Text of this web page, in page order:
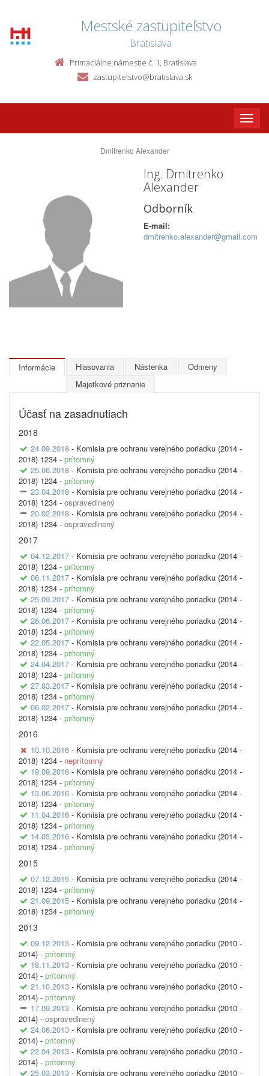
Mestské zastupiteľstvo
Bratislava
Primaciálne námestie č. 1, Bratislava
zastupitelstvo@bratislava.sk
Toggle
Dmitrenko Alexander
Ing. Dmitrenko
Alexander
Odborník
E-mail:
dmitrenko.alexander@gmail.com
Informácie Hlasovania Nástenka
Odmeny
Majetkové priznanie
Účasť na zasadnutiach
2018
24.09.2018 - Komisia pre ochranu verejného poriadku (2014 -
2018) 1234 - prítomný
25.06.2018 - Komisia pre ochranu verejného poriadku (2014 -
2018) 1234 - prítomný
23.04.2018 - Komisia pre ochranu verejného poriadku (2014 -
2018) 1234 - ospravedlnený
20.02.2018 - Komisia pre ochranu verejného poriadku (2014 -
2018) 1234 - ospravedlnený
2017
04.12.2017 - Komisia pre ochranu verejného poriadku (2014 -
2018) 1234 - prítomný
06.11.2017 - Komisia pre ochranu verejného poriadku (2014 -
2018) 1234 - prítomný
25.09.2017 - Komisia pre ochranu verejného poriadku (2014 -
2018) 1234 - prítomný
26.06.2017 - Komisia pre ochranu verejného poriadku (2014 -
2018) 1234 - prítomný
22.05.2017 - Komisia pre ochranu verejného poriadku (2014 -
2018) 1234 - prítomný
24.04.2017 - Komisia pre ochranu verejného poriadku (2014 -
2018) 1234 - prítomný
27.03.2017 - Komisia pre ochranu verejného poriadku (2014 -
2018) 1234 - prítomný
06.02.2017 - Komisia pre ochranu verejného poriadku (2014 -
2018) 1234 - prítomný
2016
10.10.2016 - Komisia pre ochranu verejného poriadku (2014 -
2018) 1234 - neprítomný
19.09.2016 - Komisia pre ochranu verejného poriadku (2014 -
2018) 1234 - prítomný
13.06.2016 - Komisia pre ochranu verejného poriadku (2014 -
2018) 1234 - prítomný
11.04.2016 - Komisia pre ochranu verejného poriadku (2014 -
2018) 1234 - prítomný
14.03.2016 - Komisia pre ochranu verejného poriadku (2014 -
2018) 1234 - prítomný
2015
07.12.2015 - Komisia pre ochranu verejného poriadku (2014 -
2018) 1234 - prítomný
21.09.2015 - Komisia pre ochranu verejného poriadku (2014 -
2018) 1234 - prítomný
2013
09.12.2013 - Komisia pre ochranu verejného poriadku (2010 -
2014) - prítomný
18.11.2013 - Komisia pre ochranu verejného poriadku (2010 -
2014) - prítomný
21.10.2013 - Komisia pre ochranu verejného poriadku (2010 -
2014) - prítomný
17.09.2013 - Komisia pre ochranu verejného poriadku (2010 -
2014) - ospravedlnený
24.06.2013 - Komisia pre ochranu verejného poriadku (2010 -
2014) - prítomný
22.04.2013 - Komisia pre ochranu verejného poriadku (2010 -
2014) - prítomný
25.03.2013 - Komisia pre ochranu verejného poriadku (2010 -